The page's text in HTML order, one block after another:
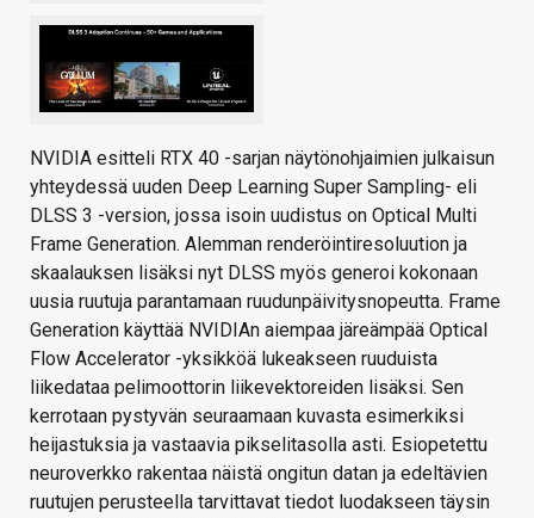
NVIDIA esitteli RTX 40 -sarjan näytönohjaimien julkaisun
yhteydessä uuden Deep Learning Super Sampling- eli
DLSS 3 -version, jossa isoin uudistus on Optical Multi
Frame Generation. Alemman renderöintiresoluution ja
skaalauksen lisäksi nyt DLSS myös generoi kokonaan
uusia ruutuja parantamaan ruudunpäivitysnopeutta. Frame
Generation käyttää NVIDIAn aiempaa järeämpää Optical
Flow Accelerator -yksikköä lukeakseen ruuduista
liikedataa pelimoottorin liikevektoreiden lisäksi. Sen
kerrotaan pystyvän seuraamaan kuvasta esimerkiksi
heijastuksia ja vastaavia pikselitasolla asti. Esiopetettu
neuroverkko rakentaa näistä ongitun datan ja edeltävien
ruutujen perusteella tarvittavat tiedot luodakseen täysin